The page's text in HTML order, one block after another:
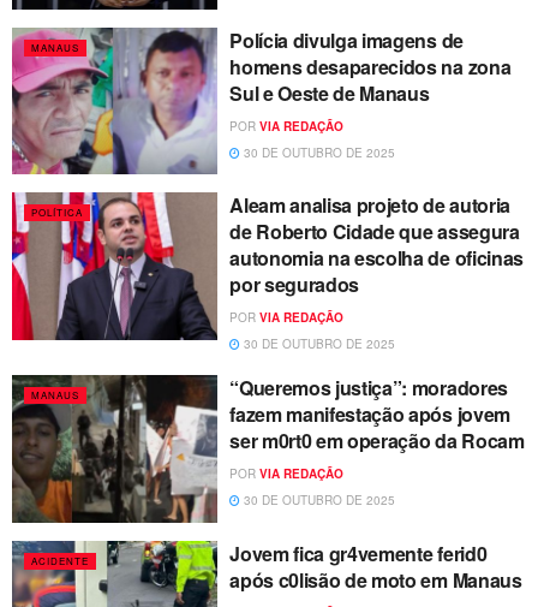
MANAUS
Polícia divulga imagens de
homens desaparecidos na zona
Sul e Oeste de Manaus
POR VIA REDAÇÃO
30 DE OUTUBRO DE 2025
POLÍTICA
Aleam analisa projeto de autoria
de Roberto Cidade que assegura
autonomia na escolha de oficinas
por segurados
POR VIA REDAÇÃO
30 DE OUTUBRO DE 2025
MANAUS
“Queremos justiça”: moradores
fazem manifestação após jovem
ser m0rt0 em operação da Rocam
POR VIA REDAÇÃO
30 DE OUTUBRO DE 2025
ACIDENTE
Jovem fica gr4vemente ferid0
após c0lisão de moto em Manaus